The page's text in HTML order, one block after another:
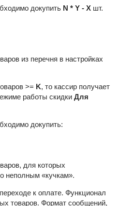
докупить N * Y - Xшт.
из перечня в настройках
>= K, то кассир получает
работы скидки Для
докупить:
для которых
неполным «кучкам».
к оплате. Функционал
товаров. Формат сообщений,